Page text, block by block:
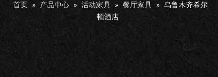
首页 » 产品中心 » 活动家具 » 餐厅家具 » 乌鲁木齐希尔
顿酒店